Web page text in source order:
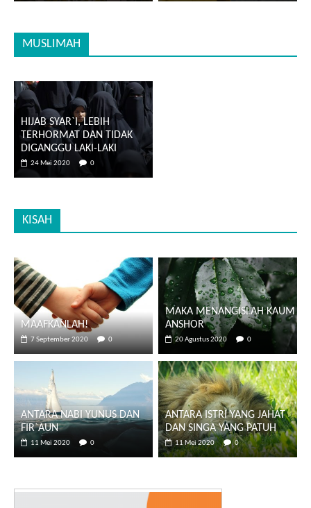
MUSLIMAH
HIJAB SYAR`I, LEBIH
TERHORMAT DAN TIDAK
DIGANGGU LAKI-LAKI
24 Mei 2020 0
KISAH
MAAFKANLAH!
7 September 2020 0
MAKA MENANGISLAH KAUM
ANSHOR
20 Agustus 2020 0
ANTARA NABI YUNUS DAN
FIR`AUN
11 Mei 2020 0
ANTARA ISTRI YANG JAHAT
DAN SINGA YANG PATUH
11 Mei 2020 0